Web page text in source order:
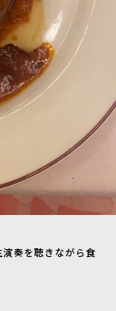
奏を聴きながら食